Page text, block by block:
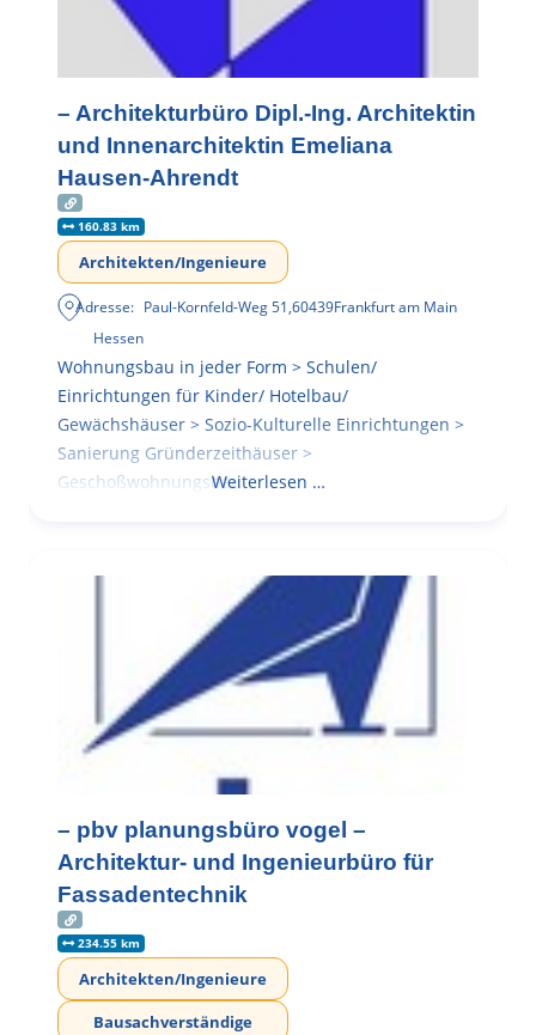
– Architekturbüro Dipl.-Ing. Architektin
und Innenarchitektin Emeliana
Hausen-Ahrendt
160.83 km
Architekten/Ingenieure
Adresse: Paul-Kornfeld-Weg 51,60439Frankfurt am Main
Hessen
Wohnungsbau in jeder Form > Schulen/
Einrichtungen für Kinder/ Hotelbau/
Gewächshäuser > Sozio-Kulturelle Einrichtungen >
Sanierung Gründerzeithäuser >
GeschoßwohnungsbauWeiterlesen …
– pbv planungsbüro vogel –
Architektur- und Ingenieurbüro für
Fassadentechnik
234.55 km
Architekten/Ingenieure
Bausachverständige